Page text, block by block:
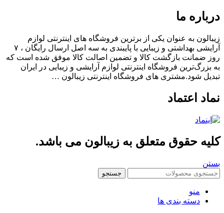
درباره ما
زیبالون به عنوان یکی از برترین فروشگاه های اینترنتی لوازم
آرایشی بهداشتی و زیبایی با پایبندی به سه اصل ارسال رایگان ، ۷
روز ضمانت بازگشت کالا و تضمین اصالت کالا موفق شده است که
به بزرگ‌ترین فروشگاه اینترنتی لوازم آرایشی و زیبایی در ایران
تبدیل شود.مشتری های فروشگاه اینترنتی زیبالون …
نماد اعتماد
کلیه حقوق متعلق به زیبالون می باشد.
بستن
جستجو
منو
دسته بندی ها